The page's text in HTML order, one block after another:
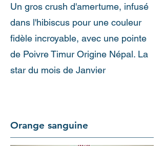
Un gros crush d'amertume, infusé
dans l'hibiscus pour une couleur
fidèle incroyable, avec une pointe
de Poivre Timur Origine Népal. La
star du mois de Janvier
Orange sanguine